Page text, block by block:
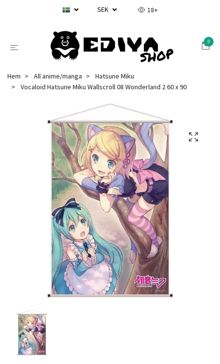
SEK 18+
0
Hem All anime/manga
Hatsune Miku
Vocaloid Hatsune Miku Wallscroll 08 Wonderland 2 60 x 90